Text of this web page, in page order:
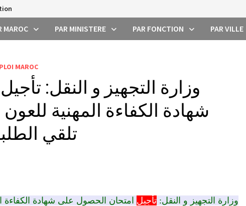
MAROC PAR MINISTERE PAR FONCTION PAR VILLE
MAROC
وزارة التجهيز و النقل:
شهادة الكفاءة المهنية
تلقي الطلبات.
وزارة التجهيز و النقل:تأجيل امتحان الحصول على شهادة الكفاءة